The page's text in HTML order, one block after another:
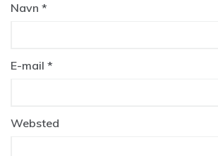
Navn *
E-mail *
Websted